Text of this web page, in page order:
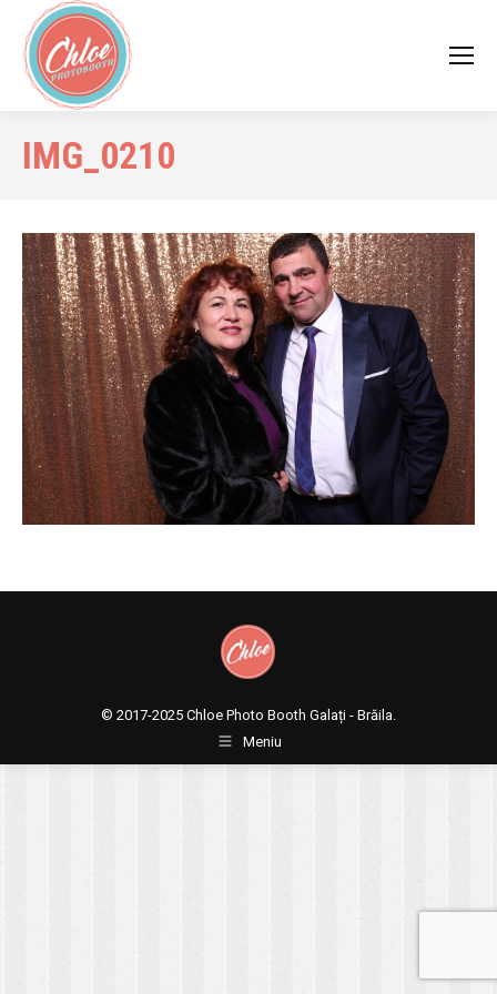
IMG_0210
© 2017-2025 Chloe Photo Booth Galați - Brăila.
Meniu